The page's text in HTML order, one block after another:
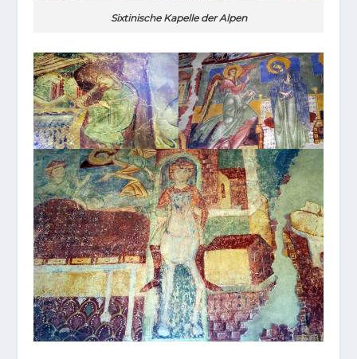
Sixtinische Kapelle der Alpen